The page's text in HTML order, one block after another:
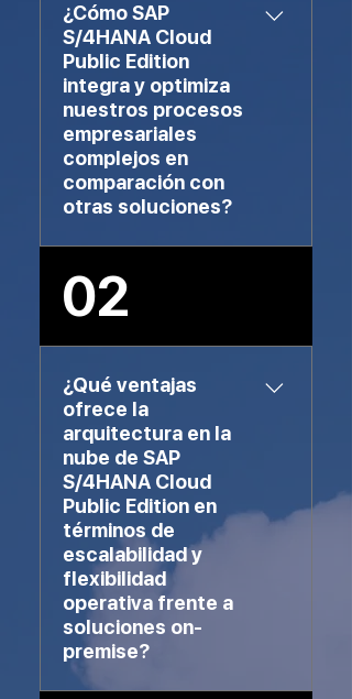
¿Cómo SAP
S/4HANA Cloud
Public Edition
integra y optimiza
nuestros procesos
empresariales
complejos en
comparación con
otras soluciones?
Edition ofrece una integración
total de los procesos
empresariales, permitiendo
una vista unificada de las
operaciones. Su tecnología en
memoria, SAP HANA, facilita la
ejecución de análisis en
tiempo real y la optimización
de procesos críticos,
superando a otras soluciones
que dependen de
arquitecturas más
fragmentadas y menos
eficientes.
02
¿Qué ventajas
ofrece la
arquitectura en la
nube de SAP
S/4HANA Cloud
Public Edition en
términos de
escalabilidad y
flexibilidad
operativa frente a
soluciones on-
premise?